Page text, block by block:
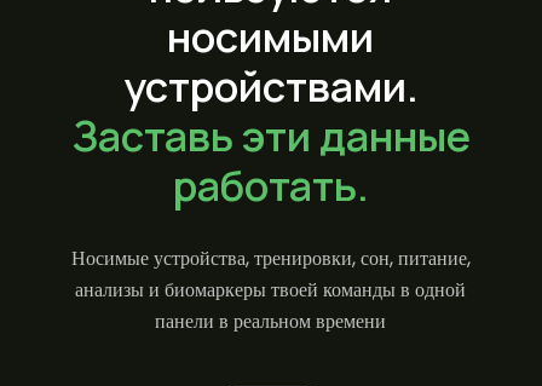
носимыми
устройствами.
Заставь эти данные
работать.
Носимые устройства, тренировки, сон, питание,
анализы и биомаркеры твоей команды в одной
панели в реальном времени